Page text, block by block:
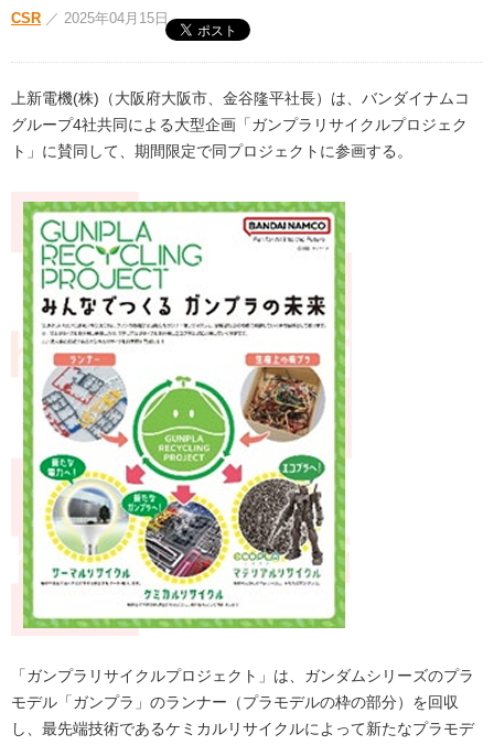
CSR ／ 2025年04月15日
上新電機(株)（大阪府大阪市、金谷隆平社長）は、バンダイナムコ
グループ4社共同による大型企画「ガンプラリサイクルプロジェク
ト」に賛同して、期間限定で同プロジェクトに参画する。
「ガンプラリサイクルプロジェクト」は、ガンダムシリーズのプラ
モデル「ガンプラ」のランナー（プラモデルの枠の部分）を回収
し、最先端技術であるケミカルリサイクルによって新たなプラモデ